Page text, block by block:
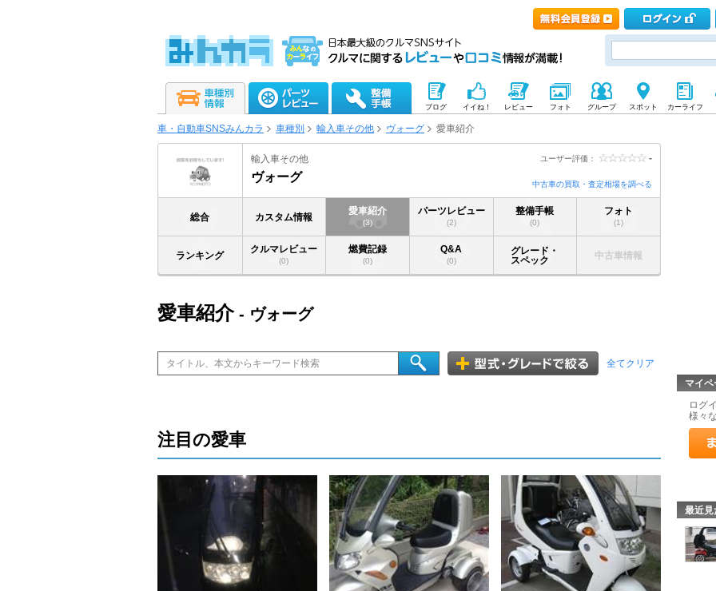
ブログ イイね！ レビュー フォト グループ スポット カーライフ
車・自動車SNSみんカラ 車種別 輸入車その他 ヴォーグ 愛車紹介
ユーザー評価： -
輸入車その他
ヴォーグ
中古車の買取・査定相場を調べる
総合 カスタム情報
愛車紹介
(3)
パーツレビュー
(2)
整備手帳
(0)
フォト
(1)
ランキング
クルマレビュー
(0)
燃費記録
(0)
Q&A
(0)
グレード・
スペック
中古車情報
愛車紹介- ヴォーグ
全てクリア
注目の愛車
マイ
ログ
様々
最近見